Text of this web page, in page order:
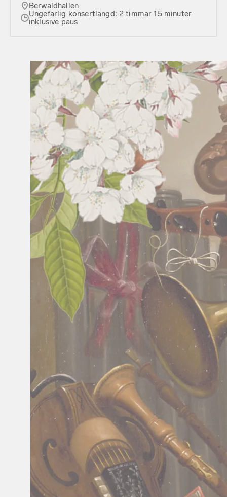
Berwaldhallen
Ungefärlig konsertlängd: 2 timmar 15 minuter
inklusive paus